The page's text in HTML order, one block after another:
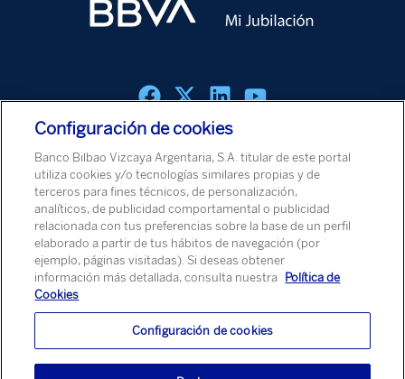
Política de cookies Aviso Legal
Política de Protección de Datos
Aviso de Seguridad
© Banco Bilbao Vizcaya Argentaria, S.A. 2026
Configuración de cookies
Banco Bilbao Vizcaya Argentaria, S.A. titular de este portal
utiliza cookies y/o tecnologías similares propias y de
terceros para fines técnicos, de personalización,
analíticos, de publicidad comportamental o publicidad
relacionada con tus preferencias sobre la base de un perfil
elaborado a partir de tus hábitos de navegación (por
ejemplo, páginas visitadas). Si deseas obtener
información más detallada, consulta nuestra
Política de
Cookies
Configuración de cookies